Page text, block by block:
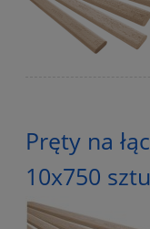
Pręty na
10x750